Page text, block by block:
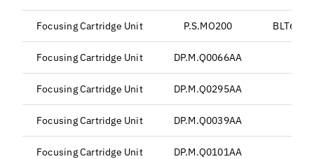
Focusing Cartridge Unit P.S.MO200
Focusing Cartridge Unit DP.M.Q0066AA
Focusing Cartridge Unit DP.M.Q0295AA
Focusing Cartridge Unit DP.M.Q0039AA
Focusing Cartridge Unit DP.M.Q0101AA